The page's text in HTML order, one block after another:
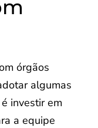
órgãos
algumas
investir em
a equipe